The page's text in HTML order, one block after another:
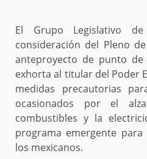
El Grupo Legislativo
consideración del Pleno
anteproyecto de punto
exhorta al titular del Poder
medidas precautorias
ocasionados por el
combustibles y la
programa emergente
los mexicanos.